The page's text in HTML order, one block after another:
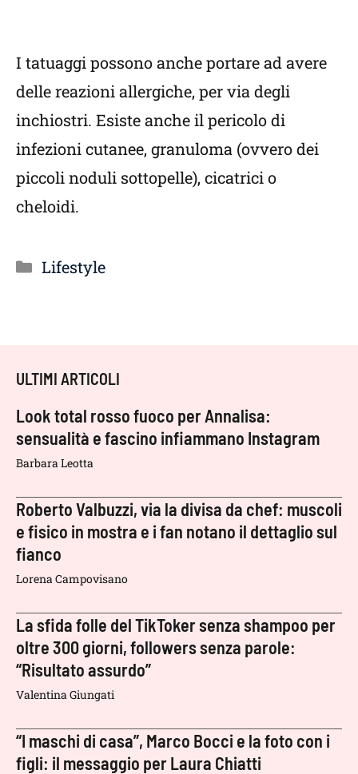
I tatuaggi possono anche portare ad avere
delle reazioni allergiche, per via degli
inchiostri. Esiste anche il pericolo di
infezioni cutanee, granuloma (ovvero dei
piccoli noduli sottopelle), cicatrici o
cheloidi.
Categorie
Lifestyle
ULTIMI ARTICOLI
Look total rosso fuoco per Annalisa:
sensualità e fascino infiammano Instagram
Barbara Leotta
Roberto Valbuzzi, via la divisa da chef: muscoli
e fisico in mostra e i fan notano il dettaglio sul
fianco
Lorena Campovisano
La sfida folle del TikToker senza shampoo per
oltre 300 giorni, followers senza parole:
“Risultato assurdo”
Valentina Giungati
“I maschi di casa”, Marco Bocci e la foto con i
figli: il messaggio per Laura Chiatti